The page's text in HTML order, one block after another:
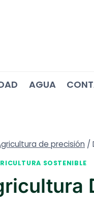
AGUA
de precisión /
SOSTENIBLE